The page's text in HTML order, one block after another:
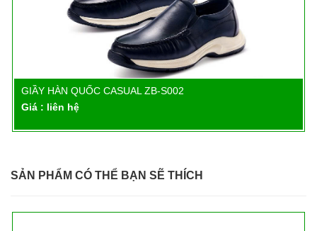
Chi tiết
GIẦY HÀN QUỐC CASUAL ZB-S002
Giá : liên hệ
SẢN PHẨM CÓ THỂ BẠN SẼ THÍCH